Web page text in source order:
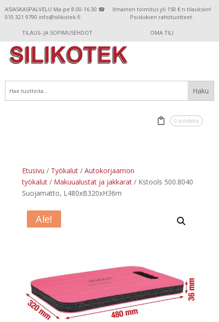
ASIASKASPALVELU Ma-pe 8.00-16.30 ☎
010 321 9790 info@silikotek.fi
Ilmainen toimitus yli 150 €:n tilauksiin!
Poislukien rahtituotteet.
TILAUS- JA SOPIMUSEHDOT OMA TILI
0 kohdetta
Etusivu / Työkalut/ Autokorjaamon
työkalut/ Makuualustat ja jakkarat/ Kstools 500.8040
Suojamatto, L480xB320xH36m
Ale!